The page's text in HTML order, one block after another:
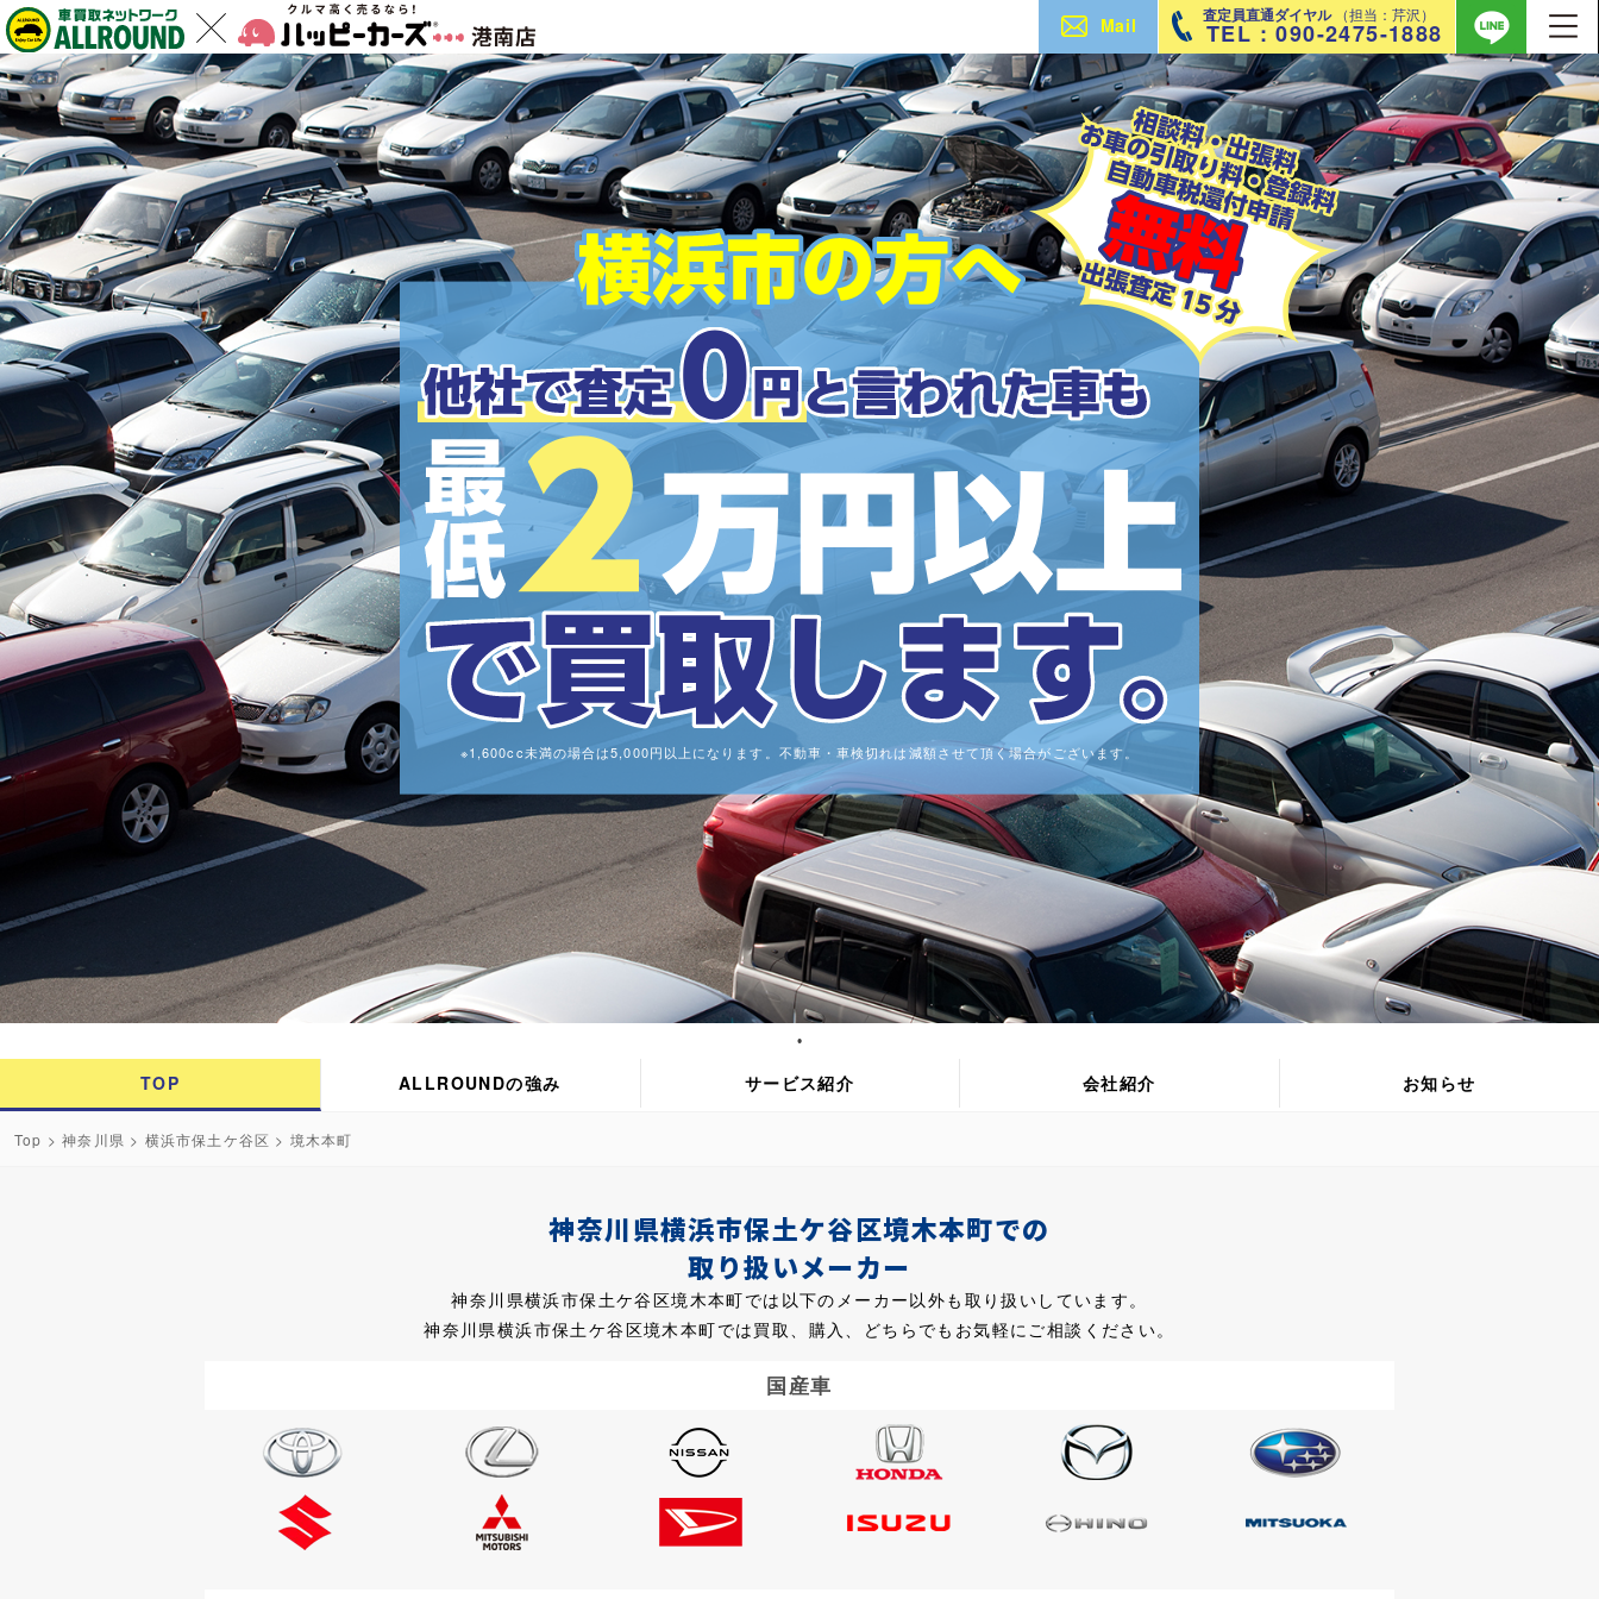
Mail 査定員直通ダイヤル（担当：芹沢）
TEL : 090-2475-1888
※1,600cc未満の場合は5,000円以上になります。不動車・車検切れは減額させて頂く場合がございます。
1
TOP ALLROUNDの強み サービス紹介 会社紹介 お知らせ
Top >神奈川県 > 横浜市保土ケ谷区 > 境木本町
神奈川県横浜市保土ケ谷区境木本町での
取り扱いメーカー
神奈川県横浜市保土ケ谷区境木本町では以下のメーカー以外も取り扱いしています。
神奈川県横浜市保土ケ谷区境木本町では買取、購入、どちらでもお気軽にご相談ください。
国産車